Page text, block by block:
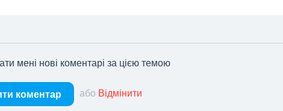
мені нові коментарі за цією темою
коментар або Відмінити